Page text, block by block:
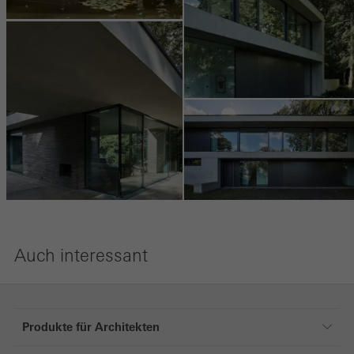
Auch interessant
Produkte für Architekten
Drittanbietern eingebunden, die ihren Service eigenverantwortlich